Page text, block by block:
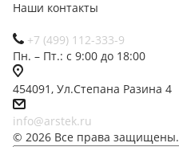
Наши контакты
+7 (499) 112-333-9
Пн. – Пт.: с 9:00 до 18:00
454091, Ул.Степана Разина 4
info@arstek.ru
© 2026 Все права защищены.